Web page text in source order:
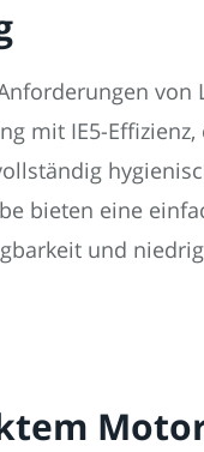
von
mit IE5-
bieten eine
und